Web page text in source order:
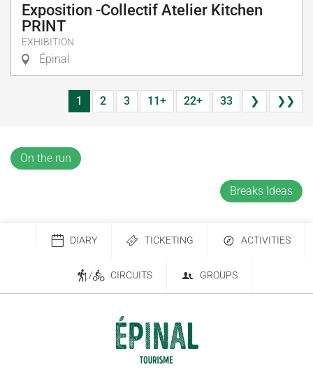
Exposition -Collectif Atelier Kitchen
PRINT
EXHIBITION
Épinal
1 2 3 11+ 22+ 33 ❯ ❯❯
On the run
Breaks Ideas
DIARY TICKETING ACTIVITIES
/ CIRCUITS GROUPS